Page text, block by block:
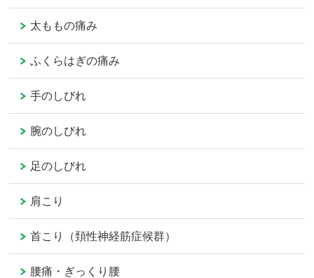
太ももの痛み
ふくらはぎの痛み
手のしびれ
腕のしびれ
足のしびれ
肩こり
首こり（頚性神経筋症候群）
腰痛・ぎっくり腰